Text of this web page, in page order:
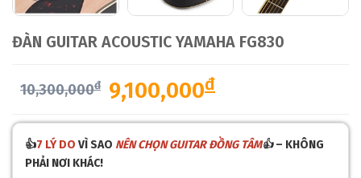
ĐÀN GUITAR ACOUSTIC YAMAHA FG830
10,300,000đ 9,100,000đ
👍7 LÝ DO VÌ SAO NÊN CHỌN GUITAR ĐỒNG TÂM👍– KHÔNG
PHẢI NƠI KHÁC!